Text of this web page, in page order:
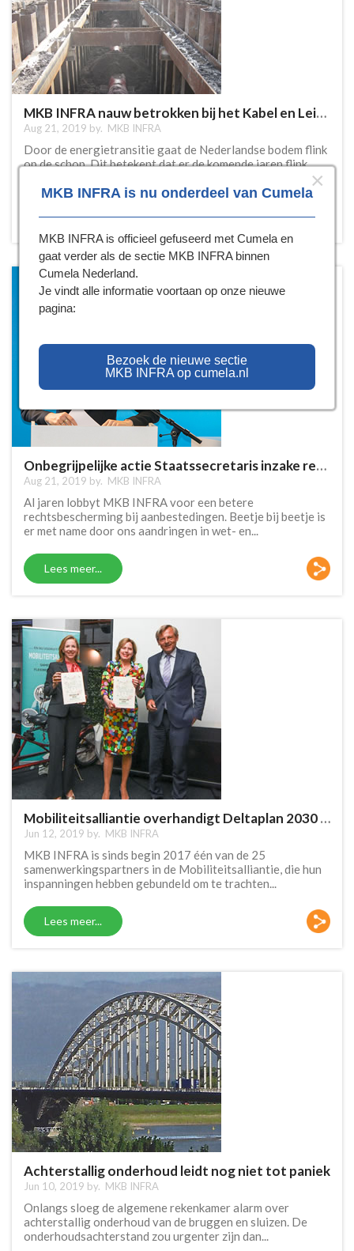
MKB INFRA nauw betrokken bij het Kabel en Leiding Overleg
Aug 21, 2019 by. MKB INFRA
Door de energietransitie gaat de Nederlandse bodem flink
op de schop. Dit betekent dat er de komende jaren flink
Lees meer...
Onbegrijpelijke actie Staatssecretaris inzake rechtsbescherming inschrijvers
Aug 21, 2019 by. MKB INFRA
Al jaren lobbyt MKB INFRA voor een betere
rechtsbescherming bij aanbestedingen. Beetje bij beetje is
er met name door ons aandringen in wet- en...
Lees meer...
Mobiliteitsalliantie overhandigt Deltaplan 2030 aan Minister
Jun 12, 2019 by. MKB INFRA
MKB INFRA is sinds begin 2017 één van de 25
samenwerkingspartners in de Mobiliteitsalliantie, die hun
inspanningen hebben gebundeld om te trachten...
Lees meer...
Achterstallig onderhoud leidt nog niet tot paniek
Jun 10, 2019 by. MKB INFRA
Onlangs sloeg de algemene rekenkamer alarm over
achterstallig onderhoud van de bruggen en sluizen. De
onderhoudsachterstand zou urgenter zijn dan...
×
MKB INFRA is nu onderdeel van Cumela
MKB INFRA is officieel gefuseerd met Cumela en
gaat verder als de sectie MKB INFRA binnen
Cumela Nederland.
Je vindt alle informatie voortaan op onze nieuwe
pagina:
Bezoek de nieuwe sectie
MKB INFRA op cumela.nl